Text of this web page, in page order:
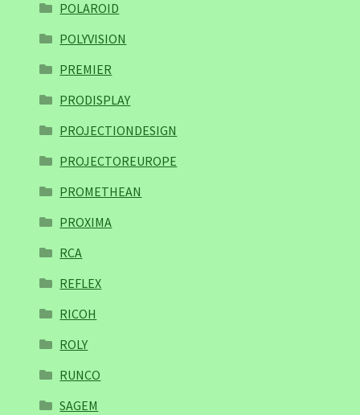
POLAROID
POLYVISION
PREMIER
PRODISPLAY
PROJECTIONDESIGN
PROJECTOREUROPE
PROMETHEAN
PROXIMA
RCA
REFLEX
RICOH
ROLY
RUNCO
SAGEM